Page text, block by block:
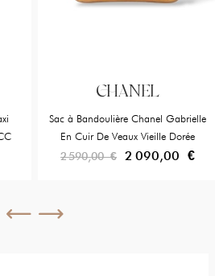
CHANEL
Sac à Bandoulière Chanel Gabrielle
En Cuir De Veaux Vieille Dorée
2 090,00 €
2 590,00 €